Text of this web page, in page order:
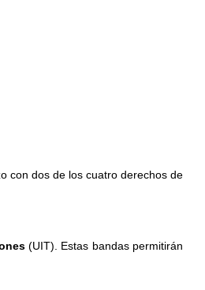
con dos de los cuatro derechos de
(UIT). Estas bandas permitirán